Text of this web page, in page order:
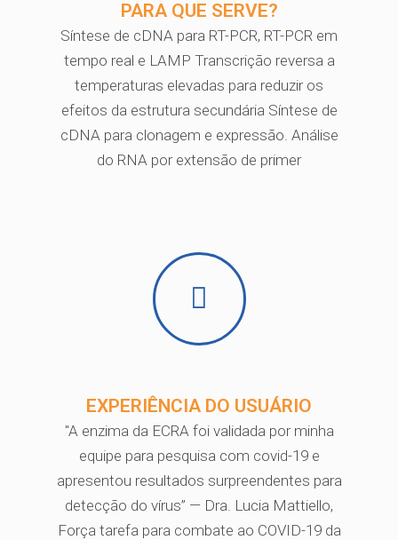
PARA QUE SERVE?
Síntese de cDNA para RT-PCR, RT-PCR em
tempo real e LAMP Transcrição reversa a
temperaturas elevadas para reduzir os
efeitos da estrutura secundária Síntese de
cDNA para clonagem e expressão. Análise
do RNA por extensão de primer
EXPERIÊNCIA DO USUÁRIO
"A enzima da ECRA foi validada por minha
equipe para pesquisa com covid-19 e
apresentou resultados surpreendentes para
detecção do vírus” — Dra. Lucia Mattiello,
Força tarefa para combate ao COVID-19 da